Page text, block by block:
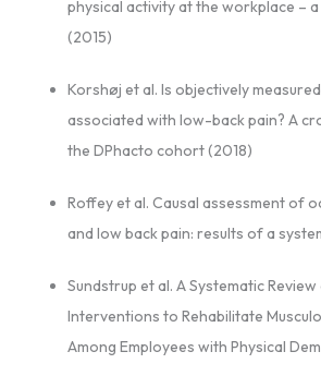
physical activity at the workplace –
(2015)
Korshøj et al. Is objectively
associated with low-back pain? A
the DPhacto cohort (2018)
Roffey et al. Causal assessment of
and low back pain: results of a
Sundstrup et al. A Systematic
Interventions to Rehabilitate
Among Employees with Physical